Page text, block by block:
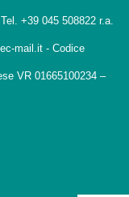
+39 045 508822 r.a.
mail.it - Codice
VR 01665100234 –